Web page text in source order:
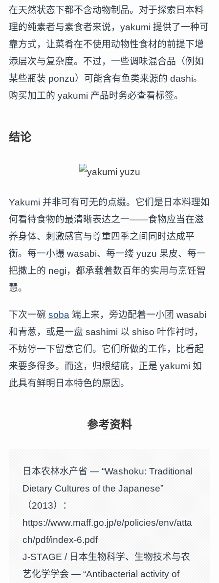
在天然状态下都不含动物制品。对于探索日本料
理的纯素者与素食者来说，yakumi 提供了一种可
靠方式，让菜肴在不使用动物性食材的前提下增
添层次与复杂度。不过，一些调味混合品（例如
某些瓶装 ponzu）可能含有鱼类来源的 dashi。
购买加工的 yakumi 产品时务必查看标签。
结论
Yakumi 并非可有可无的点缀。它们是日本料理如
何看待食物的最清晰表达之一——食物应当在滋
养身体、刺激感官与尊重四季之间同时达成平
衡。每一小撮 wasabi、每一缕 yuzu 果皮、每一
把撒上的 negi，都承载着数百年的实用与烹饪智
慧。
下次一碗 soba端上来，旁边配着一小团 wasabi
和青葱，或是一盘 sashimi 以 shiso 叶作衬时，
不妨停一下留意它们。它们所做的工作，比看起
来要多得多。而这，归根结底，正是 yakumi 如
此具有鲜明日本特色的原因。
参考资料
日本农林水产省 — “Washoku: Traditional
Dietary Cultures of the Japanese”
（2013）：
https://www.maff.go.jp/e/policies/env/atta
ch/pdf/index-6.pdf
J-STAGE / 日本生物科学、生物技术与农
艺化学学会 — “Antibacterial activity of